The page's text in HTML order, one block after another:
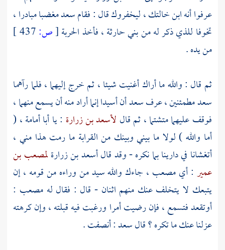
عرفوا أنه ابن خالتك ، ليخفروك قال : فقامسعدمغضبا مبادرا ،
تخوفا للذي ذكر له منبني حارثة، فأخذ الحربة[ص:
من يده .
ثم قال : والله ما أراك أغنيت شيئا ، ثم خرج إليهما ، فلما رآهما
سعدمطمئنين ، عرفسعدأنأسيداإنما أراد منه أن يسمع منهما ،
فوقف عليهما متشتما ، ثم قال لأسعد بن زرارة : ياأبا أمامة، (
أما والله ) لولا ما بيني وبينك من القرابة ما رمت هذا مني ،
أتغشانا في دارينا بما نكره - وقد قالأسعد بن زرارةلمصعب بن
عمير : أيمصعب ، جاءك والله سيد من وراءه من قومه ، إن
يتبعك لا يتخلف عنك منهم اثنان - قال : فقال لهمصعب :
أوتقعد فتسمع ، فإن رضيت أمرا ورغبت فيه قبلته ، وإن كرهته
عزلنا عنك ما تكره ؟ قالسعد: أنصفت .